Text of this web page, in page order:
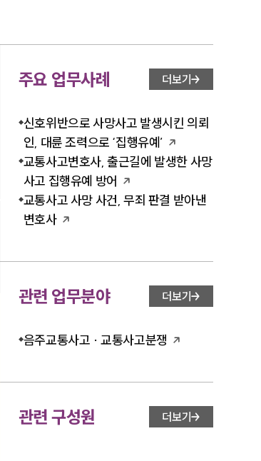
주요 업무사례 더보기
신호위반으로 사망사고 발생시킨 의뢰
인, 대륜 조력으로 ‘집행유예’
교통사고변호사, 출근길에 발생한 사망
사고 집행유예 방어
교통사고 사망 사건, 무죄 판결 받아낸
변호사
관련 업무분야 더보기
음주교통사고 · 교통사고분쟁
관련 구성원 더보기